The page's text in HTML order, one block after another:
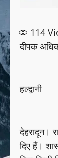
114
दीपक
हल्द्वानी
देहरादून।
दिए हैं।